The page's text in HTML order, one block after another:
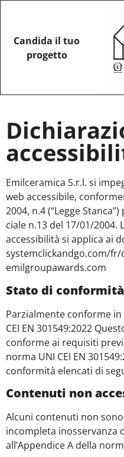
Candida il tuo
progetto
Emilceramica S.r.l. si
web accessibile,
2004, n.4 (“Legge
ciale n.13 del 17/01/
accessibilità si applica ai
systemclickandgo.com/fr/
emilgroupawards.com
Stato di conformità
Parzialmente conforme
CEI EN 301549:2022
conforme ai requisiti
norma UNI CEI EN
conformità elencati di
Contenuti non
Alcuni contenuti non
incompleta inosservanza
all’Appendice A della